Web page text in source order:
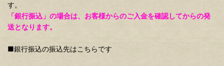
す。
「銀行振込」の場合は、お客様からのご入金を確認してからの発
送となります。
■銀行振込の振込先はこちらです